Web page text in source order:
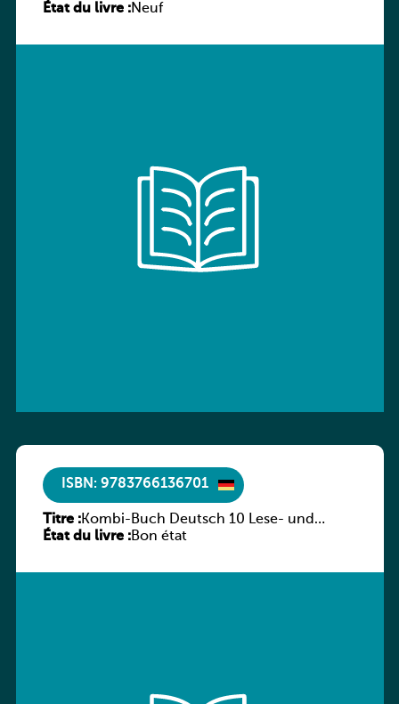
État du livre :Neuf
ISBN: 9783766136701
Titre :Kombi-Buch Deutsch 10 Lese- und
Sprachbuch
État du livre :Bon état